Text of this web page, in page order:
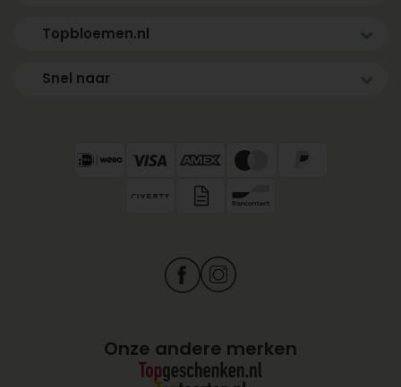
Topbloemen.nl
Snel naar
Onze andere merken